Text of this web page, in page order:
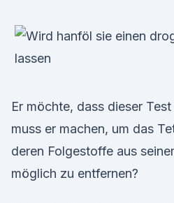
Er möchte, dass dieser
muss er machen, um das
deren Folgestoffe aus
möglich zu entfernen?